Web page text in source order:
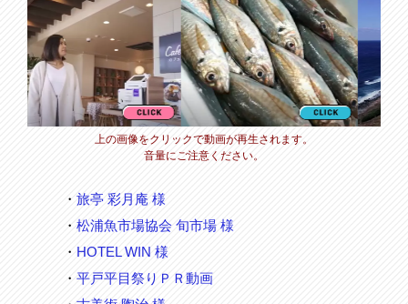
上の画像をクリックで動画が再生されます。
音量にご注意ください。
・ 旅亭 彩月庵 様
・ 松浦魚市場協会 旬市場 様
・ HOTEL WIN 様
・ 平戸平目祭りＰＲ動画